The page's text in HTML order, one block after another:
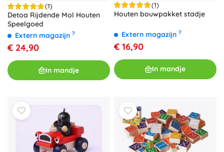
(1)
Detoa Rijdende Mol Houten
Speelgoed
Extern magazijn ?
€ 24,90
In mandje
(1)
Houten bouwpakket stadje
Extern magazijn ?
€ 16,90
In mandje